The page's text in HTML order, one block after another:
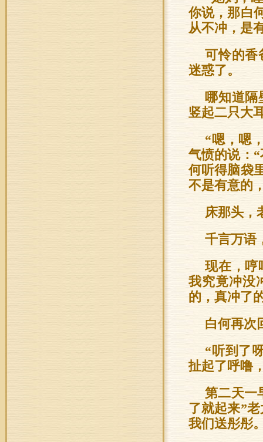
你说，那白
从不冲，是
可怜的香
迷惑了。
哪知道隔
竖起二只大
“嗯，嗯
气愤的说：
何听得脑袋
不是有意的
床那头，
千言万
现在，哼
我究竟冲没
的，真冲了
白何再次
“听到了
扯起了呼噜
第二天一
了就起来”
我们送彤彤